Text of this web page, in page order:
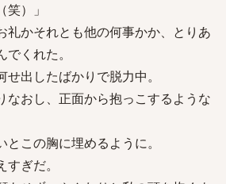
笑）」
礼かそれとも他の何事かか、とりあ
くれた。
出したばかりで脱力中。
なおし、正面から抱っこするような
この胸に埋めるように。
ぎだ。